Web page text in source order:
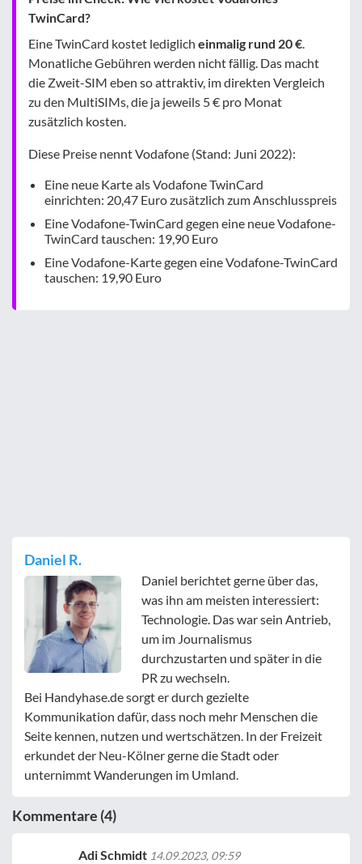
TwinCard?
Eine TwinCard kostet lediglich einmalig rund 20 €
Monatliche Gebühren werden nicht fällig. Das macht
die Zweit-SIM eben so attraktiv, im direkten Vergleich
zu den MultiSIMs, die ja jeweils 5 € pro Monat
zusätzlich kosten.
Diese Preise nennt Vodafone (Stand: Juni 2022):
Eine neue Karte als Vodafone TwinCard
einrichten: 20,47 Euro zusätzlich zum Anschlusspreis
Eine Vodafone-TwinCard gegen eine neue Vodafone-
TwinCard tauschen: 19,90 Euro
Eine Vodafone-Karte gegen eine Vodafone-TwinCard
tauschen: 19,90 Euro
Daniel R.
Daniel berichtet gerne über das,
was ihn am meisten interessiert:
Technologie. Das war sein Antrieb,
um im Journalismus
durchzustarten und später in die
PR zu wechseln.
Bei Handyhase.de sorgt er durch gezielte
Kommunikation dafür, dass noch mehr Menschen die
Seite kennen, nutzen und wertschätzen. In der Freizeit
erkundet der Neu-Kölner gerne die Stadt oder
unternimmt Wanderungen im Umland.
Kommentare (4)
Adi Schmidt 14.09.2023, 09:59